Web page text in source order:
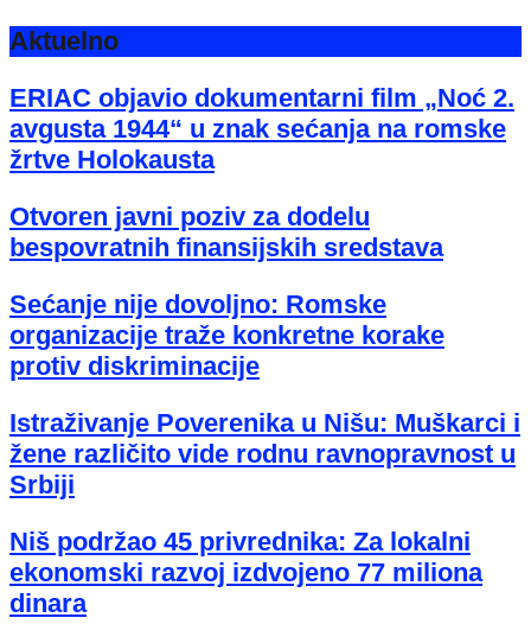
Aktuelno
ERIAC objavio dokumentarni film „Noć 2.
avgusta 1944“ u znak sećanja na romske
žrtve Holokausta
Otvoren javni poziv za dodelu
bespovratnih finansijskih sredstava
Sećanje nije dovoljno: Romske
organizacije traže konkretne korake
protiv diskriminacije
Istraživanje Poverenika u Nišu: Muškarci i
žene različito vide rodnu ravnopravnost u
Srbiji
Niš podržao 45 privrednika: Za lokalni
ekonomski razvoj izdvojeno 77 miliona
dinara